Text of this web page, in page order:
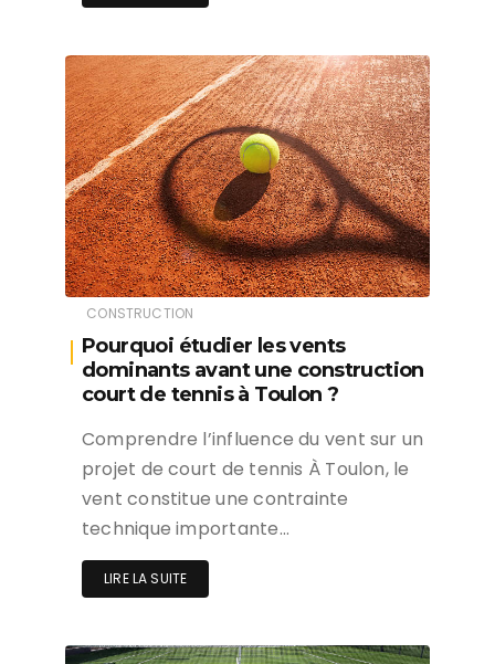
CONSTRUCTION
Pourquoi étudier les vents
dominants avant une construction
court de tennis à Toulon ?
Comprendre l’influence du vent sur un
projet de court de tennis À Toulon, le
vent constitue une contrainte
technique importante…
LIRE LA SUITE